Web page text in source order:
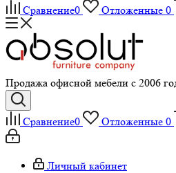
Сравнение0 Отложенные 0
Продажа офисной мебели с 2006
Сравнение0 Отложенные 0
Личный кабинет